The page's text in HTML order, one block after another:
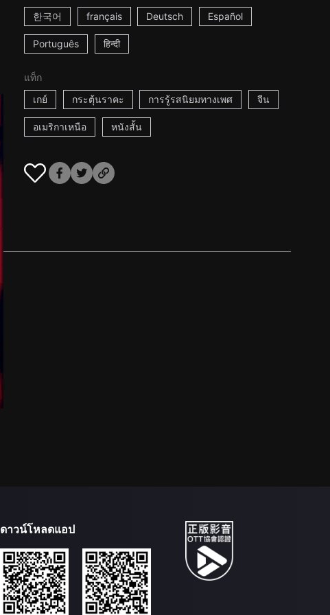
한국어 français Deutsch Español
Português हिन्दी
แท็ก
เกย์
กระตุ้นราคะ การรู้รสนิยมทางเพศ จีน
อเมริกาเหนือ หนังสั้น
ดาวน์โหลดแอป